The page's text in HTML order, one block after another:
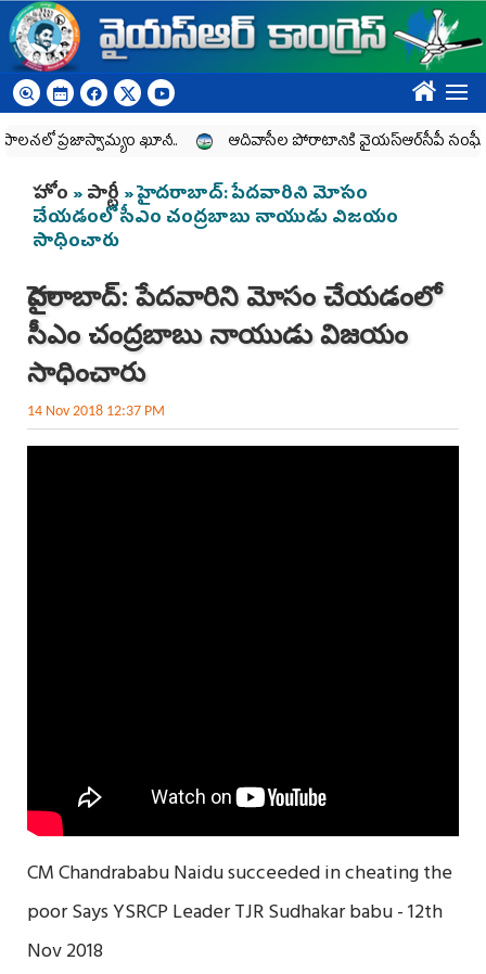
Skip to main content
????
ప్రజాస్వామ్యం ఖూనీ.. ఆదివాసీల పోరాటానికి వైయ‌స్ఆర్‌సీపీ
You are here
హోం »పార్టీ» హైదరాబాద్‌: పేదవారిని మోసం
చేయడంలో సీఎం చంద్రబాబు నాయుడు విజయం
సాధించారు
హైదరాబాద్‌: పేదవారిని మోసం చేయడంలో
సీఎం చంద్రబాబు నాయుడు విజయం
సాధించారు
14 Nov 2018 12:37 PM
CM Chandrababu Naidu succeeded in cheating the
poor Says YSRCP Leader TJR Sudhakar babu - 12th
Nov 2018